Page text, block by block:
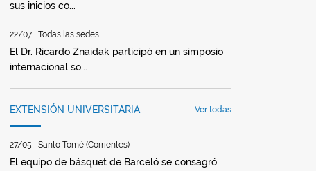
sus inicios co...
22/07 | Todas las sedes
El Dr. Ricardo Znaidak participó en un simposio
internacional so...
EXTENSIÓN UNIVERSITARIA Ver todas
27/05 | Santo Tomé (Corrientes)
El equipo de básquet de Barceló se consagró